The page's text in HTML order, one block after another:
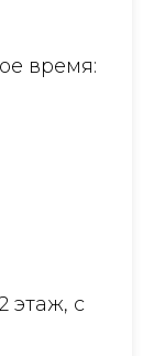
время:
этаж, с